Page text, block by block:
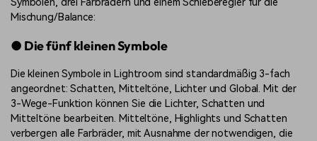
Symbolen, drei Farbrädern und einem Schieberegler für die
Mischung/Balance:
● Die fünf kleinen Symbole
Die kleinen Symbole in Lightroom sind standardmäßig 3-fach
angeordnet: Schatten, Mitteltöne, Lichter und Global. Mit der
3-Wege-Funktion können Sie die Lichter, Schatten und
Mitteltöne bearbeiten. Mitteltöne, Highlights und Schatten
verbergen alle Farbräder, mit Ausnahme der notwendigen, die